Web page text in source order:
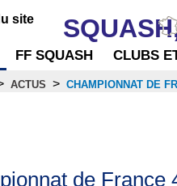
FF SQUASH CLUBS
ACTUS > CHAMPIONNAT DE
de France